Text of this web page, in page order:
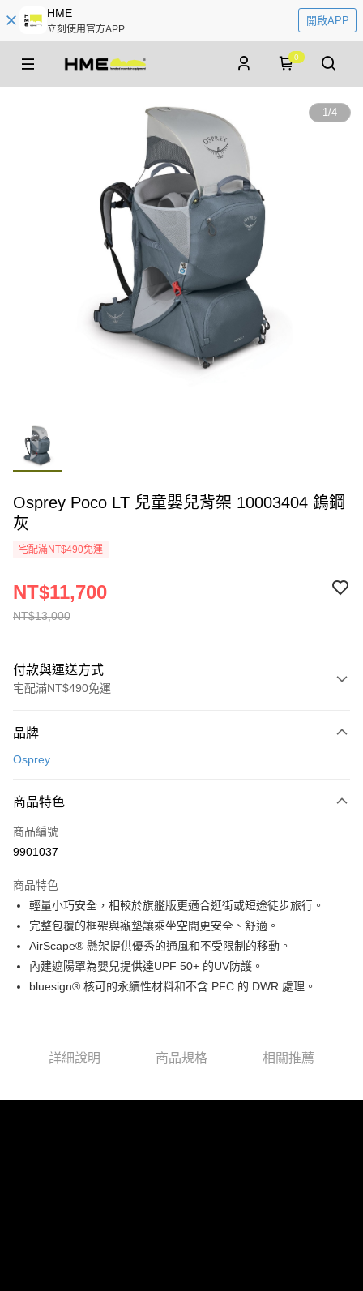
HME
立刻使用官方APP
開啟APP
0
1/4
Osprey Poco LT 兒童嬰兒背架 10003404 鎢鋼
灰
宅配滿NT$490免運
NT$13,000
NT$11,700
付款與運送方式
宅配滿NT$490免運
信用卡一次付款
3 期 0 利率 每期
合作金庫商業銀行
上海商業儲蓄銀行
臺灣中小企業銀行
匯豐（台灣）商業銀行
華泰商業銀行
聯邦商業銀行
遠東國際商業銀行
元大商業銀行
永豐商業銀行
玉山商業銀行
星展（台灣）商業銀行
台灣樂天信用卡公司
LINE Pay
Apple Pay
ATM付款
運送方式
付款後門市自取
品牌
Osprey
商品特色
商品編號
9901037
商品特色
輕量小巧安全，相較於旗艦版更適合逛街或短途徒步旅行。
完整包覆的框架與襯墊讓乘坐空間更安全、舒適。
AirScape® 懸架提供優秀的通風和不受限制的移動。
內建遮陽罩為嬰兒提供達UPF 50+ 的UV防護。
bluesign® 核可的永續性材料和不含 PFC 的 DWR 處理。
詳細說明 商品規格 相關推薦